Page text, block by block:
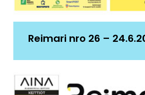
Reimari nro 26 –